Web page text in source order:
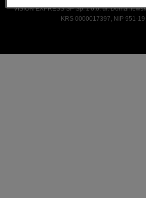
VISION EXPRESS SP Sp. z o.o. ul.
KRS 0000017397, NIP 951-